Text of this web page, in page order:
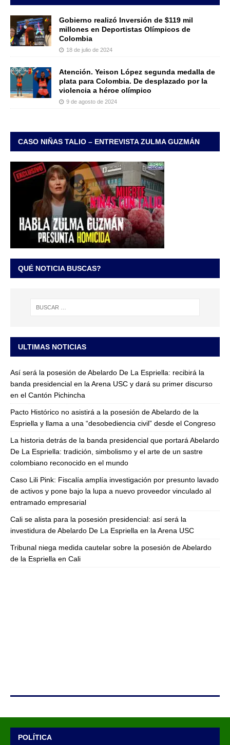
Gobierno realizó Inversión de $119 mil
millones en Deportistas Olímpicos de
Colombia
18 de julio de 2024
Atención. Yeison López segunda medalla de
plata para Colombia. De desplazado por la
violencia a héroe olímpico
9 de agosto de 2024
CASO NIÑAS TALIO – ENTREVISTA ZULMA GUZMÁN
QUÉ NOTICIA BUSCAS?
ULTIMAS NOTICIAS
Así será la posesión de Abelardo De La Espriella: recibirá la
banda presidencial en la Arena USC y dará su primer discurso
en el Cantón Pichincha
Pacto Histórico no asistirá a la posesión de Abelardo de la
Espriella y llama a una “desobediencia civil” desde el Congreso
La historia detrás de la banda presidencial que portará Abelardo
De La Espriella: tradición, simbolismo y el arte de un sastre
colombiano reconocido en el mundo
Caso Lili Pink: Fiscalía amplía investigación por presunto lavado
de activos y pone bajo la lupa a nuevo proveedor vinculado al
entramado empresarial
Cali se alista para la posesión presidencial: así será la
investidura de Abelardo De La Espriella en la Arena USC
Tribunal niega medida cautelar sobre la posesión de Abelardo
de la Espriella en Cali
POLÍTICA